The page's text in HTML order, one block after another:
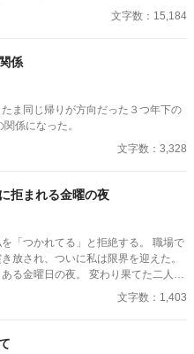
れられる皇帝が、
て――。
文字数：15,184
係
ま同じ帰りが方向だった３つ年下の
係になった。
文字数：3,328
拒まれる金曜の夜
「つかれてる」と拒絶する。 職場で
放され、ついに私は限界を迎えた。
る金曜日の夜。 変わり果てた二人の
迎える。
文字数：1,403